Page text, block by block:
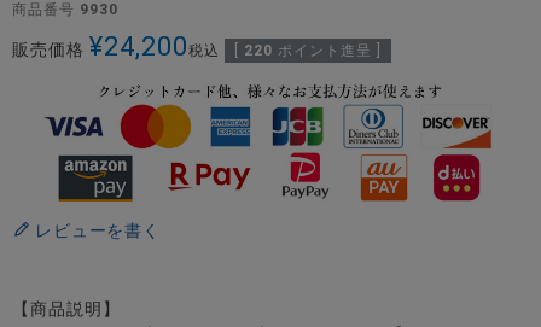
商品番号 9930
販売価格 ¥24,200税込 220 ポイント進呈 ]
レビューを書く
【商品説明】